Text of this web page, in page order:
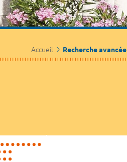
Accueil Recherche avancée